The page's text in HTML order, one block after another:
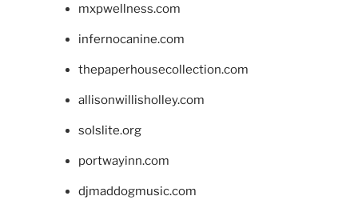
mxpwellness.com
infernocanine.com
thepaperhousecollection.com
allisonwillisholley.com
solslite.org
portwayinn.com
djmaddogmusic.com